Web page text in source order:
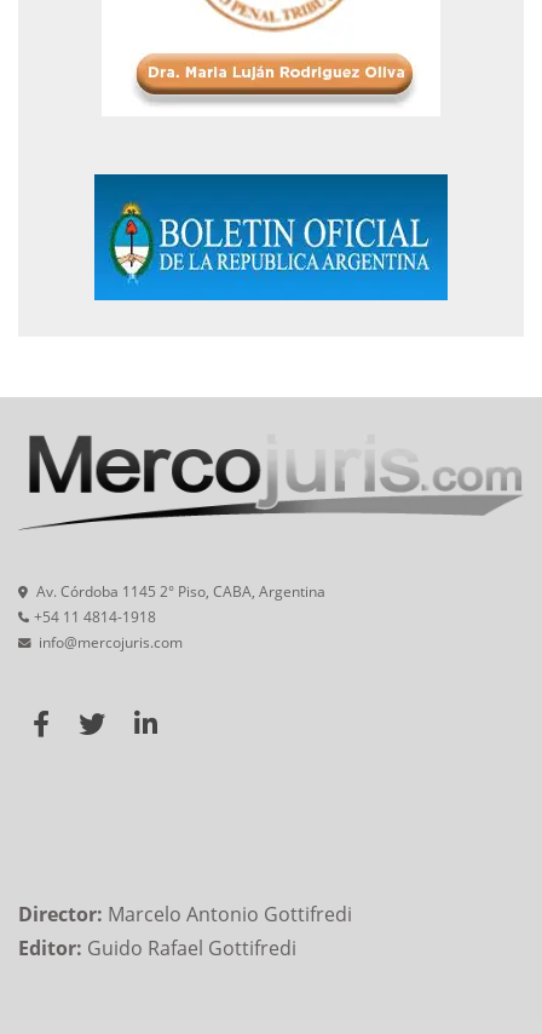
Av. Córdoba 1145 2° Piso, CABA, Argentina
+54 11 4814-1918
info@mercojuris.com
Director: Marcelo Antonio Gottifredi
Editor: Guido Rafael Gottifredi